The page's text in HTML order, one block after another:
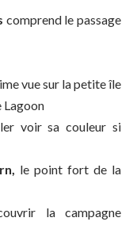
comprend le passage
vue sur la petite île
Lagoon
voir sa couleur si
le point fort de la
la campagne